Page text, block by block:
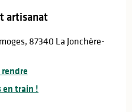
artisanat
87340 La Jonchère-
en train !